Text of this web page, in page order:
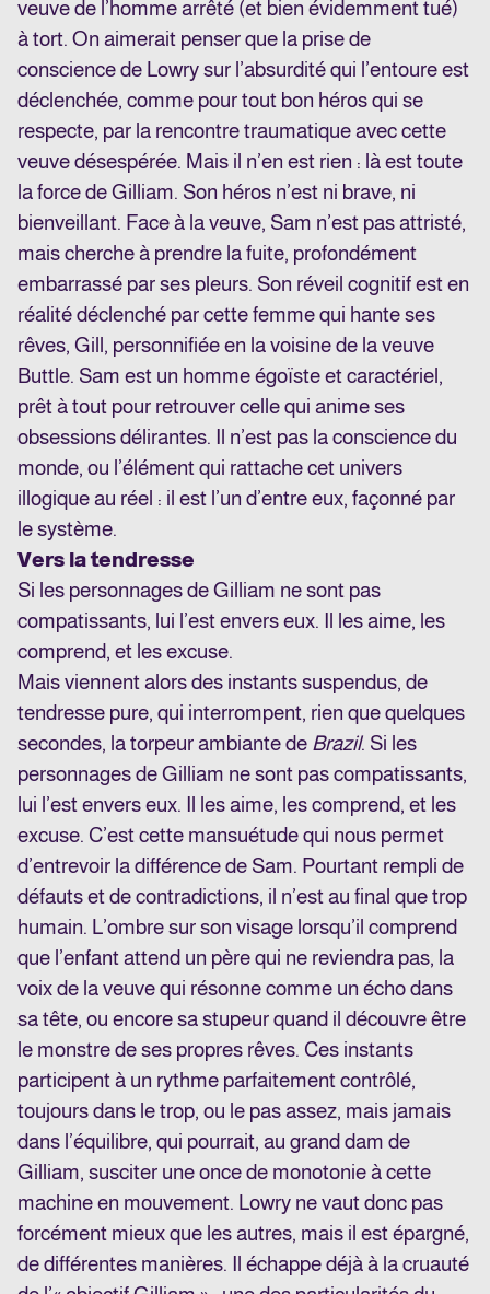
veuve de l’homme arrêté (et bien évidemment tué)
à tort. On aimerait penser que la prise de
conscience de Lowry sur l’absurdité qui l’entoure est
déclenchée, comme pour tout bon héros qui se
respecte, par la rencontre traumatique avec cette
veuve désespérée. Mais il n’en est rien : là est toute
la force de Gilliam. Son héros n’est ni brave, ni
bienveillant. Face à la veuve, Sam n’est pas attristé,
mais cherche à prendre la fuite, profondément
embarrassé par ses pleurs. Son réveil cognitif est en
réalité déclenché par cette femme qui hante ses
rêves, Gill, personnifiée en la voisine de la veuve
Buttle. Sam est un homme égoïste et caractériel,
prêt à tout pour retrouver celle qui anime ses
obsessions délirantes. Il n’est pas la conscience du
monde, ou l’élément qui rattache cet univers
illogique au réel : il est l’un d’entre eux, façonné par
le système.
Vers la tendresse
Si les personnages de Gilliam ne sont pas
compatissants, lui l’est envers eux. Il les aime, les
comprend, et les excuse.
Mais viennent alors des instants suspendus, de
tendresse pure, qui interrompent, rien que quelques
secondes, la torpeur ambiante de Brazil. Si les
personnages de Gilliam ne sont pas compatissants,
lui l’est envers eux. Il les aime, les comprend, et les
excuse. C’est cette mansuétude qui nous permet
d’entrevoir la différence de Sam. Pourtant rempli de
défauts et de contradictions, il n’est au final que trop
humain. L’ombre sur son visage lorsqu’il comprend
que l’enfant attend un père qui ne reviendra pas, la
voix de la veuve qui résonne comme un écho dans
sa tête, ou encore sa stupeur quand il découvre être
le monstre de ses propres rêves. Ces instants
participent à un rythme parfaitement contrôlé,
toujours dans le trop, ou le pas assez, mais jamais
dans l’équilibre, qui pourrait, au grand dam de
Gilliam, susciter une once de monotonie à cette
machine en mouvement. Lowry ne vaut donc pas
forcément mieux que les autres, mais il est épargné,
de différentes manières. Il échappe déjà à la cruauté